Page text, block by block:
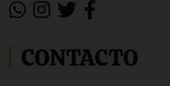
CONTACTO